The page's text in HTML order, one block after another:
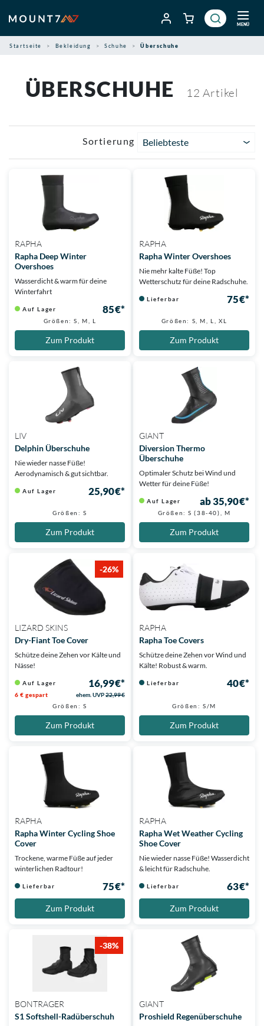
Inhalt
springen
MENÜ
Startseite Bekleidung Schuhe Überschuhe
ÜBERSCHUHE 12 Artikel
Sortierung Beliebteste
RAPHA
Rapha Deep Winter
Overshoes
Wasserdicht & warm für deine
Winterfahrt
Auf Lager 85 €*
Größen: S, M, L
Zum Produkt
RAPHA
Rapha Winter Overshoes
Nie mehr kalte Füße! Top
Wetterschutz für deine Radschuhe.
Lieferbar 75 €*
Größen: S, M, L, XL
Zum Produkt
LIV
Delphin Überschuhe
Nie wieder nasse Füße!
Aerodynamisch & gut sichtbar.
Auf Lager 25,90 €*
Größen: S
Zum Produkt
GIANT
Diversion Thermo
Überschuhe
Optimaler Schutz bei Wind und
Wetter für deine Füße!
Auf Lager ab 35,90 €*
Größen: S (38-40), M
Zum Produkt
-26%
LIZARD SKINS
Dry-Fiant Toe Cover
Schütze deine Zehen vor Kälte und
Nässe!
Auf Lager 16,99 €*
6 € gespart ehem. UVP22,99 €
Größen: S
Zum Produkt
RAPHA
Rapha Toe Covers
Schütze deine Zehen vor Wind und
Kälte! Robust & warm.
Lieferbar 40 €*
Größen: S/M
Zum Produkt
RAPHA
Rapha Winter Cycling Shoe
Cover
Trockene, warme Füße auf jeder
winterlichen Radtour!
Lieferbar 75 €*
Zum Produkt
RAPHA
Rapha Wet Weather Cycling
Shoe Cover
Nie wieder nasse Füße! Wasserdicht
& leicht für Radschuhe.
Lieferbar 63 €*
Zum Produkt
-38%
BONTRAGER
S1 Softshell-Radüberschuh
GIANT
Proshield Regenüberschuhe